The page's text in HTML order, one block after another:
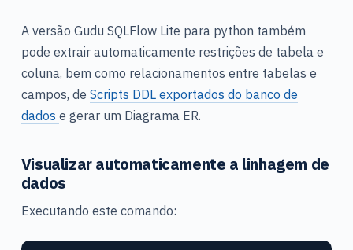
A versão Gudu SQLFlow Lite para python também
pode extrair automaticamente restrições de tabela e
coluna, bem como relacionamentos entre tabelas e
campos, de Scripts DDL exportados do banco de
dados e gerar um Diagrama ER.
Visualizar automaticamente a linhagem de
dados
Executando este comando: